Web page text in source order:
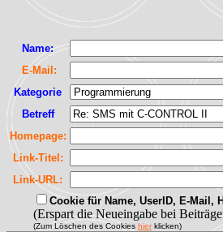
Name:
E-Mail:
Kategorie
Betreff
Homepage:
Link-Titel:
Link-URL:
Cookie für Name, UserID, E-Mail,
(Erspart die Neueingabe bei
(Zum Löschen des Cookies hierklicken)